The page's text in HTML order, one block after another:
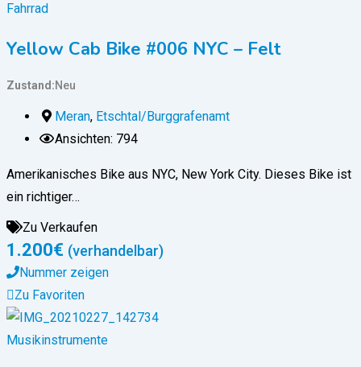
Fahrrad
Yellow Cab Bike #006 NYC – Felt
Zustand Neu
Meran, Etschtal/Burggrafenamt
Ansichten: 794
Amerikanisches Bike aus NYC, New York City. Dieses Bike ist
ein richtiger…
Zu Verkaufen
1.200€ (verhandelbar)
Nummer zeigen
Zu Favoriten
Musikinstrumente